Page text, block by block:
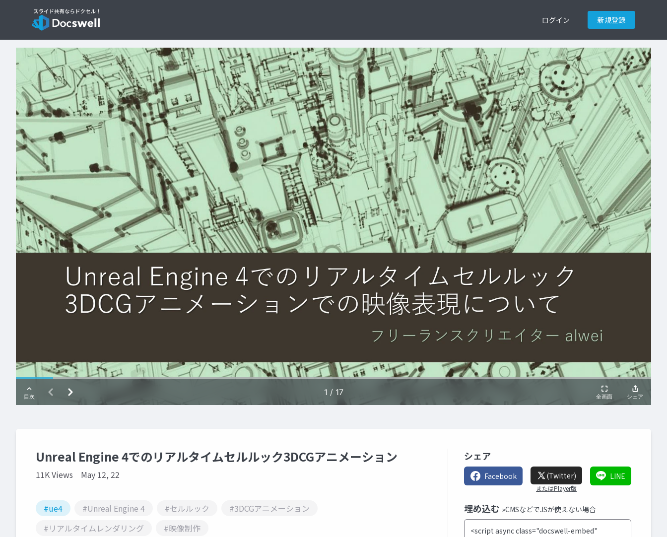
ログイン 新規登録
Unreal Engine 4でのリアルタイムセルルック3DCGアニメーション
11K Views May 12, 22
#ue4 #Unreal Engine 4 #セルルック
#3DCGアニメーション
#リアルタイムレンダリング
#映像制作
シェア
Facebook (Twitter)
またはPlayer版
LINE
埋め込む »CMSなどでJSが使えない場合